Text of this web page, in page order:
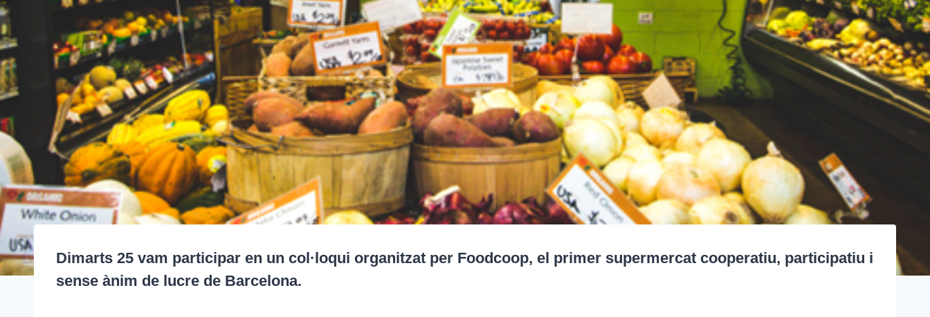
Dimarts 25 vam participar en un col·loqui organitzat per Foodcoop, el primer supermercat cooperatiu, participatiu i
sense ànim de lucre de Barcelona.